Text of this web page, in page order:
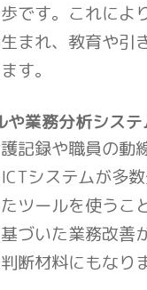
です。これによ
まれ、教育や引
す。
や業務分析シス
記録や職員の動
システムが多
ツールを使うこ
づいた業務改善
断材料にもなり